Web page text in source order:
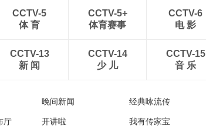
CCTV-5
体 育
CCTV-5+
体育赛事
CCTV-6
电 影
CCTV-13
新 闻
CCTV-14
少 儿
CCTV-15
音 乐
晚间新闻 经典咏流传
厅 开讲啦 我有传家宝